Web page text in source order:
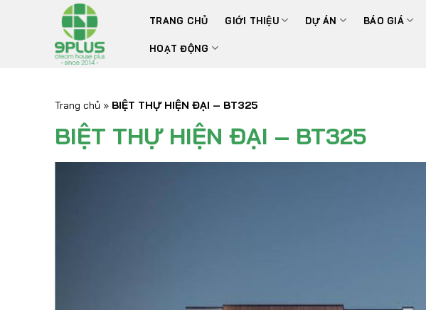
TRANG CHỦ GIỚI THIỆU DỰ ÁN BÁO GIÁ
HOẠT ĐỘNG
Trang chủ » BIỆT THỰ HIỆN ĐẠI – BT325
BIỆT THỰ HIỆN ĐẠI – BT325